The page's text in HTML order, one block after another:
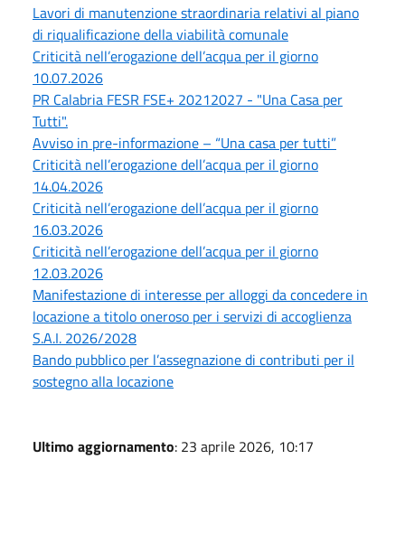
Lavori di manutenzione straordinaria relativi al piano
di riqualificazione della viabilità comunale
Criticità nell’erogazione dell’acqua per il giorno
10.07.2026
PR Calabria FESR FSE+ 20212027 - "Una Casa per
Tutti".
Avviso in pre-informazione – “Una casa per tutti”
Criticità nell’erogazione dell’acqua per il giorno
14.04.2026
Criticità nell’erogazione dell’acqua per il giorno
16.03.2026
Criticità nell’erogazione dell’acqua per il giorno
12.03.2026
Manifestazione di interesse per alloggi da concedere in
locazione a titolo oneroso per i servizi di accoglienza
S.A.I. 2026/2028
Bando pubblico per l’assegnazione di contributi per il
sostegno alla locazione
Ultimo aggiornamento: 23 aprile 2026, 10:17